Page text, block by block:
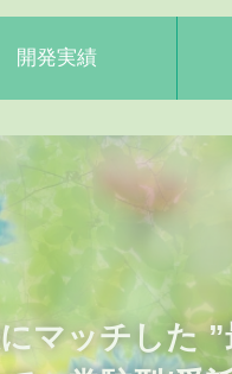
開発実績
マッチした